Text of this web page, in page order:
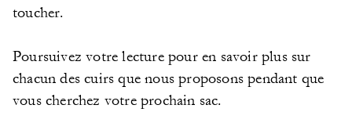
toucher.
Poursuivez votre lecture pour en savoir plus sur
chacun des cuirs que nous proposons pendant que
vous cherchez votre prochain sac.